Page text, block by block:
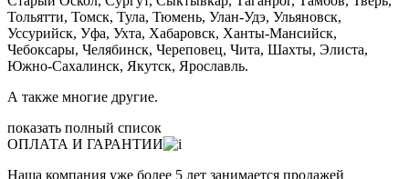
Тольятти, Томск, Тула, Тюмень, Улан-Удэ, Ульяновск,
Уссурийск, Уфа, Ухта, Хабаровск, Ханты-Мансийск,
Чебоксары, Челябинск, Череповец, Чита, Шахты, Элиста,
Южно-Сахалинск, Якутск, Ярославль.
А также многие другие.
показать полный список
ОПЛАТА И ГАРАНТИИ
Наша компания уже более 5 лет занимается продажей